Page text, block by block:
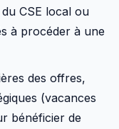
CSE local ou
à procéder à une
des offres,
(vacances
bénéficier de